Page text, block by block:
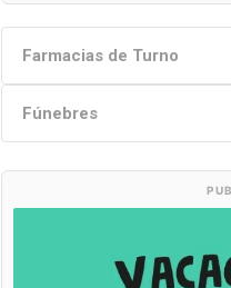
Farmacias de Turno
Fúnebres